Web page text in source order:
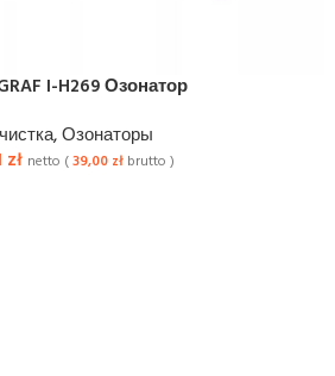
I-H269 Озонатор
,Озонаторы
zł netto (39,00 zł brutto )